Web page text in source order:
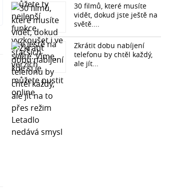
30 filmů, které musíte
vidět, dokud jste ještě na
světě....
Zkrátit dobu nabíjení
telefonu by chtěl každý,
ale jít...